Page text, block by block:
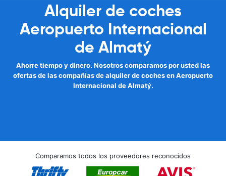
Alquiler de coches
Aeropuerto Internacional
de Almatý
Ahorre tiempo y dinero. Nosotros comparamos por usted las
ofertas de las compañías de alquiler de coches en Aeropuerto
Internacional de Almatý.
Comparamos todos los proveedores reconocidos